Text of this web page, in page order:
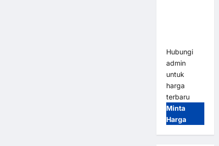
Hubungi
admin
untuk
harga
terbaru
Minta
Harga